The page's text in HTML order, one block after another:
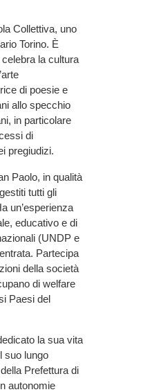
Collettiva, uno
Torino. È
la cultura
di poesie e
allo specchio
in particolare
di
pregiudizi.
Paolo, in qualità
tutti gli
un’esperienza
educativo e di
(UNDP e
Partecipa
della società
di welfare
Paesi del
la sua vita
suo lungo
Prefettura di
autonomie